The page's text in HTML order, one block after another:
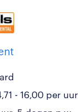
- 16,00 per uur